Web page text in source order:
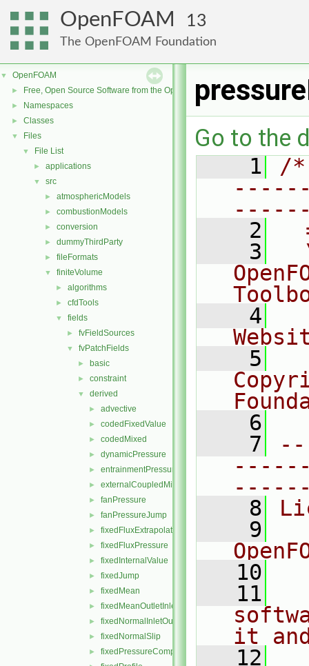
OpenFOAM 13
The OpenFOAM Foundation
▼ OpenFOAM
► Free, Open Source Software from the OpenFOAM Foundation
► Namespaces
► Classes
▼ Files
▼ File List
► applications
▼ src
► atmosphericModels
► combustionModels
► conversion
► dummyThirdParty
► fileFormats
▼ finiteVolume
► algorithms
► cfdTools
▼ fields
► fvFieldSources
▼ fvPatchFields
► basic
► constraint
▼ derived
► advective
► codedFixedValue
► codedMixed
► dynamicPressure
► entrainmentPressure
► externalCoupledMixed
► fanPressure
► fanPressureJump
► fixedFluxExtrapolatedPressure
► fixedFluxPressure
► fixedInternalValue
► fixedJump
► fixedMean
► fixedMeanOutletInlet
► fixedNormalInletOutletVelocity
► fixedNormalSlip
► fixedPressureCompressibleDensity
Go to the
    1
/
    2
    3
    4
    5
    6
    7
    8
    9
   10
   11
it
   12